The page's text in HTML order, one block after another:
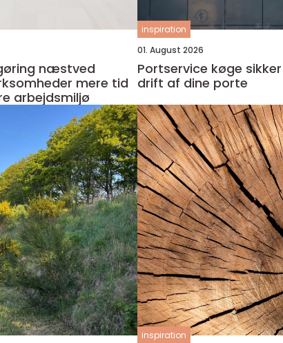
næstved
mere tid
arbejdsmiljø
inspiration
01. August 2026
Portservice køge sikker og stabil
drift af dine porte
inspiration